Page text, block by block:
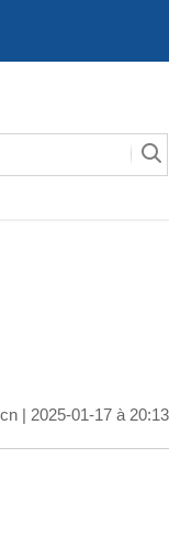
| 2025-01-17 à 20:13